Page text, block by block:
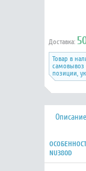
Доставка:
Товар в
самовывоз
позиции,
Описание
NU380D